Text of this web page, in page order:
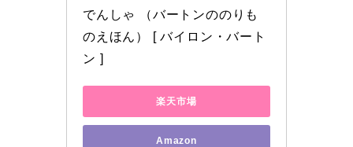
でんしゃ （バートンののりも
のえほん） [ バイロン・バート
ン ]
楽天市場
Amazon